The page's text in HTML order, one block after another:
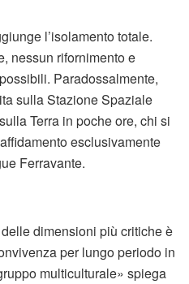
l’isolamento totale.
nessun rifornimento e
Paradossalmente,
sulla Stazione Spaziale
Terra in poche ore, chi si
esclusivamente
Ferravante.
dimensioni più critiche è
per lungo periodo in
multiculturale» spiega